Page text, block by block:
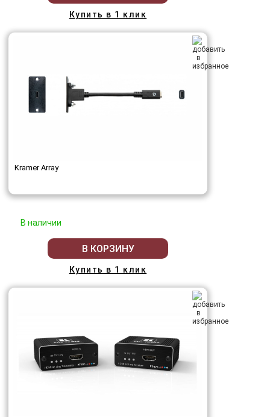
Купить в 1 клик
Kramer Array
В наличии
В КОРЗИНУ
Купить в 1 клик